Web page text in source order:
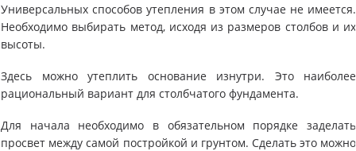
Универсальных способов утепления в этом случае не имеется.
Необходимо выбирать метод, исходя из размеров столбов и их
высоты.
Здесь можно утеплить основание изнутри. Это наиболее
рациональный вариант для столбчатого фундамента.
Для начала необходимо в обязательном порядке заделать
просвет между самой постройкой и грунтом. Сделать это можно